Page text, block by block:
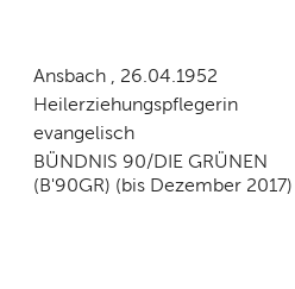
Ansbach , 26.04.1952
Heilerziehungspflegerin
evangelisch
BÜNDNIS 90/DIE GRÜNEN
(B'90GR) (bis Dezember 2017)